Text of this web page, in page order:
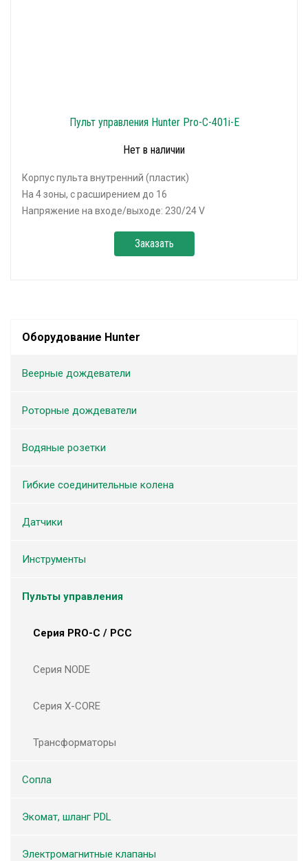
Пульт управления Hunter Pro-C-401i-E
Нет в наличии
Корпус пульта внутренний (пластик)
На 4 зоны, с расширением до 16
Напряжение на входе/выходе: 230/24 V
Заказать
Оборудование Hunter
Веерные дождеватели
Роторные дождеватели
Водяные розетки
Гибкие соединительные колена
Датчики
Инструменты
Пульты управления
Серия PRO-C / PCC
Серия NODE
Серия X-CORE
Трансформаторы
Сопла
Экомат, шланг PDL
Электромагнитные клапаны